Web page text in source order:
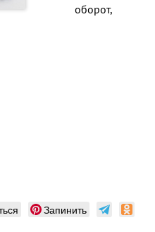
оборот,
Запинить